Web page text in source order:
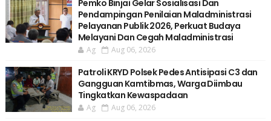
Pemko Binjai Gelar Sosialisasi Dan
Pendampingan Penilaian Maladministrasi
Pelayanan Publik 2026, Perkuat Budaya
Melayani Dan Cegah Maladministrasi
Ag Aug 06, 2026
Patroli KRYD Polsek Pedes Antisipasi C3 dan
Gangguan Kamtibmas, Warga Diimbau
Tingkatkan Kewaspadaan
Ag Aug 06, 2026